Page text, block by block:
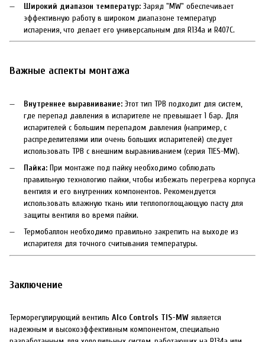
Широкий диапазон температур: Заряд "MW" обеспечивает
эффективную работу в широком диапазоне температур
испарения, что делает его универсальным для R134a и R407C.
Важные аспекты монтажа
Внутреннее выравнивание: Этот тип ТРВ подходит для систем,
где перепад давления в испарителе не превышает 1 бар. Для
испарителей с большим перепадом давления (например, с
распределителями или очень больших испарителей) следует
использовать ТРВ с внешним выравниванием (серия TIES-MW).
Пайка: При монтаже под пайку необходимо соблюдать
правильную технологию пайки, чтобы избежать перегрева корпуса
вентиля и его внутренних компонентов. Рекомендуется
использовать влажную ткань или теплопоглощающую пасту для
защиты вентиля во время пайки.
Термобаллон необходимо правильно закрепить на выходе из
испарителя для точного считывания температуры.
Заключение
Терморегулирующий вентиль Alco Controls TIS-MW является
надежным и высокоэффективным компонентом, специально